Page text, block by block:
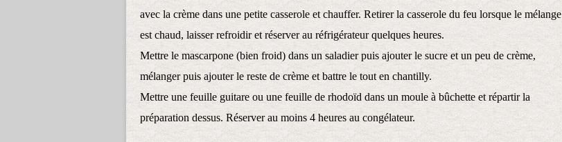
avec la crème dans une petite casserole et chauffer. Retirer la casserole du feu lorsque le mélange
est chaud, laisser refroidir et réserver au réfrigérateur quelques heures.
Mettre le mascarpone (bien froid) dans un saladier puis ajouter le sucre et un peu de crème,
mélanger puis ajouter le reste de crème et battre le tout en chantilly.
Mettre une feuille guitare ou une feuille de rhodoïd dans un moule à bûchette et répartir la
préparation dessus. Réserver au moins 4 heures au congélateur.